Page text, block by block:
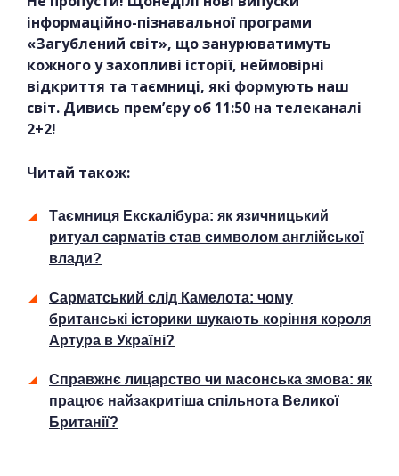
інформаційно-пізнавальної програми
«Загублений світ», що занурюватимуть
кожного у захопливі історії, неймовірні
відкриття та таємниці, які формують наш
світ. Дивись прем’єру об 11:50 на телеканалі
2+2!
Читай також:
Таємниця Екскалібура: як язичницький
ритуал сарматів став символом англійської
влади?
Сарматський слід Камелота: чому
британські історики шукають коріння короля
Артура в Україні?
Справжнє лицарство чи масонська змова: як
працює найзакритіша спільнота Великої
Британії?